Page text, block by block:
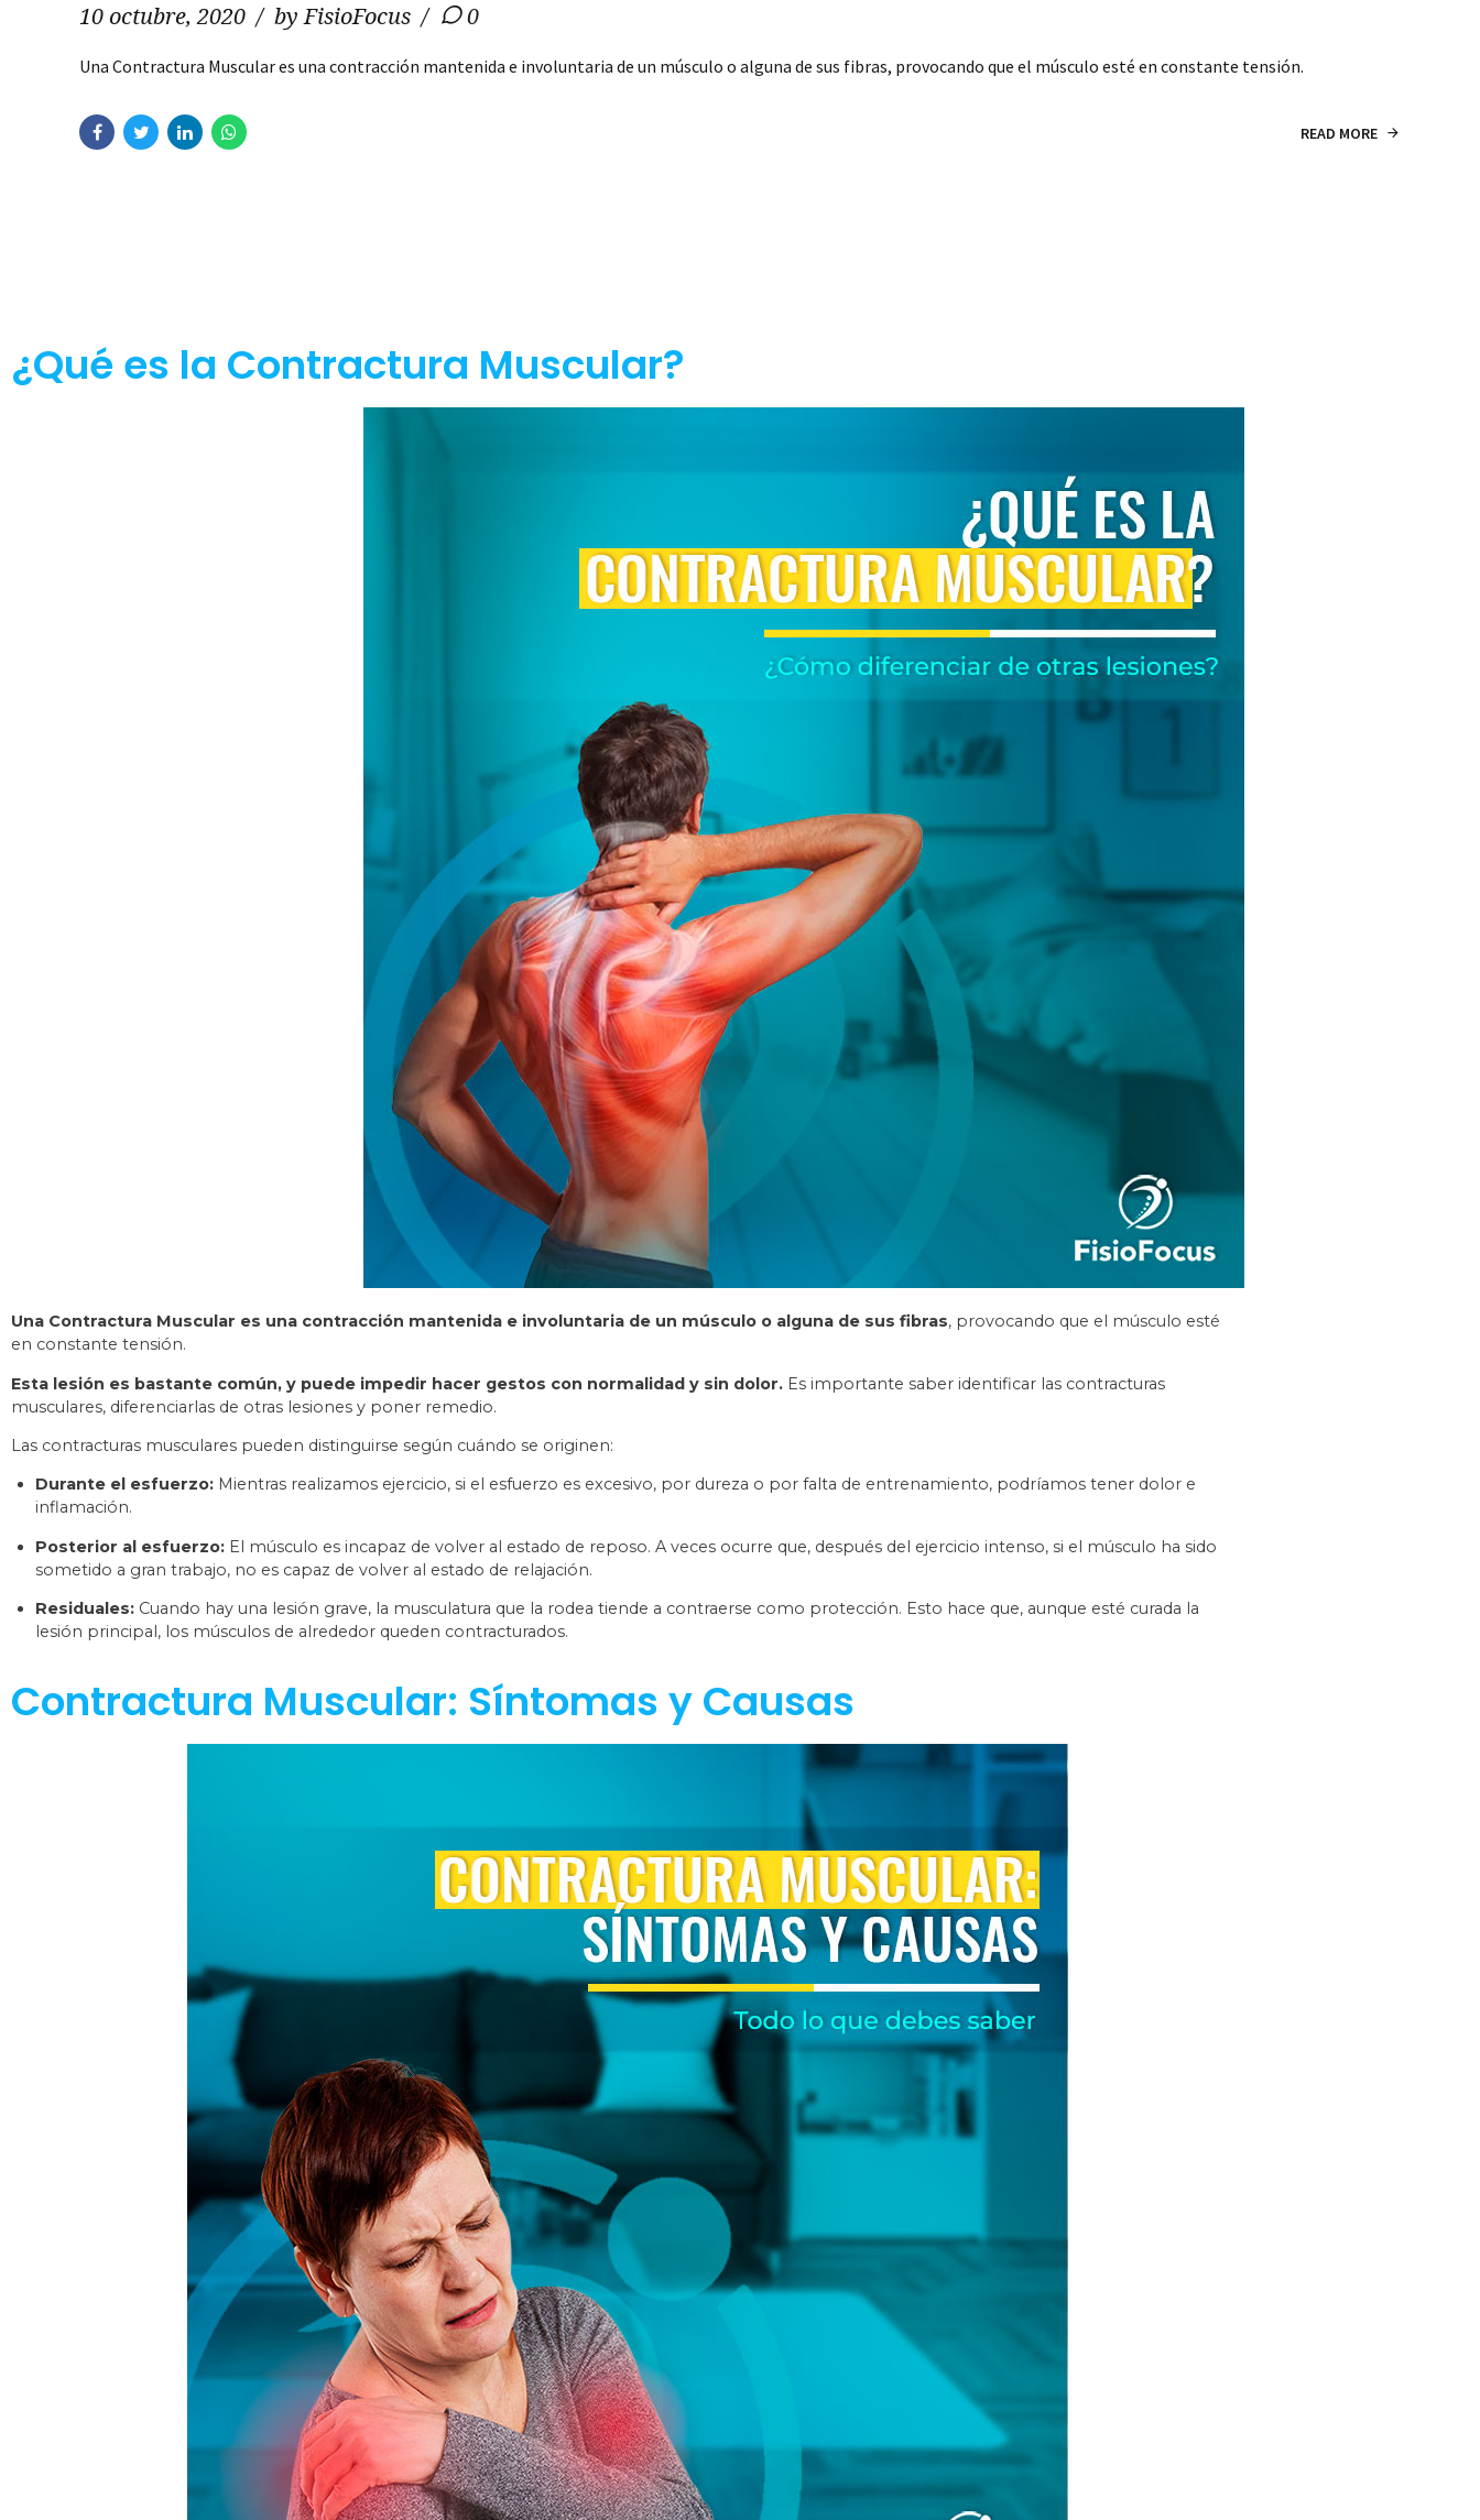
10 octubre, 2020 by FisioFocus 0
Una Contractura Muscular es una contracción mantenida e involuntaria de un músculo o alguna de sus fibras, provocando que el músculo esté en constante tensión.
READ MORE
¿Qué es la Contractura Muscular?
Una Contractura Muscular es una contracción mantenida e involuntaria de un músculo o alguna de sus fibras, provocando que el músculo esté
en constante tensión.
Esta lesión es bastante común, y puede impedir hacer gestos con normalidad y sin dolor. Es importante saber identificar las contracturas
musculares, diferenciarlas de otras lesiones y poner remedio.
Las contracturas musculares pueden distinguirse según cuándo se originen:
Durante el esfuerzo:Mientras realizamos ejercicio, si el esfuerzo es excesivo, por dureza o por falta de entrenamiento, podríamos tener dolor e
inflamación.
Posterior al esfuerzo:El músculo es incapaz de volver al estado de reposo. A veces ocurre que, después del ejercicio intenso, si el músculo ha sido
sometido a gran trabajo, no es capaz de volver al estado de relajación.
Residuales:Cuando hay una lesión grave, la musculatura que la rodea tiende a contraerse como protección. Esto hace que, aunque esté curada la
lesión principal, los músculos de alrededor queden contracturados.
Contractura Muscular: Síntomas y Causas